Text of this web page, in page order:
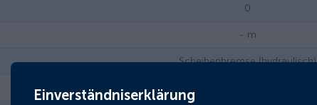
0
- m
Scheibenbremse (hydraulisch)
Einverständniserklärung